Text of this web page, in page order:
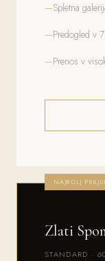
Spletna
Predogled v
Prenos v
NAJBOLJ
Zlati
STANDARD ·